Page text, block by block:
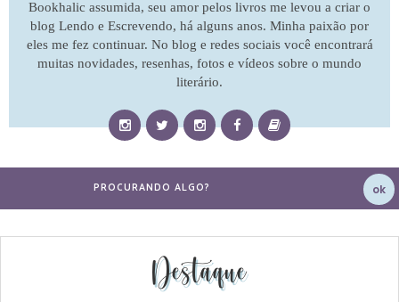
Bookhalic assumida, seu amor pelos livros me levou a criar o
blog Lendo e Escrevendo, há alguns anos. Minha paixão por
eles me fez continuar. No blog e redes sociais você encontrará
muitas novidades, resenhas, fotos e vídeos sobre o mundo
literário.
Destaque